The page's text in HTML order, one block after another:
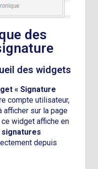
des
des widgets
« Signature
compte utilisateur,
afficher sur la page
ce widget affiche en
signatures
depuis